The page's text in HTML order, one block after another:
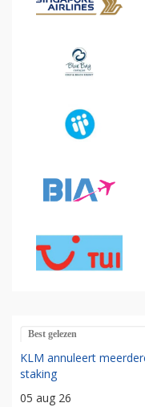
Best gelezen
KLM annuleert
staking
05 aug 26